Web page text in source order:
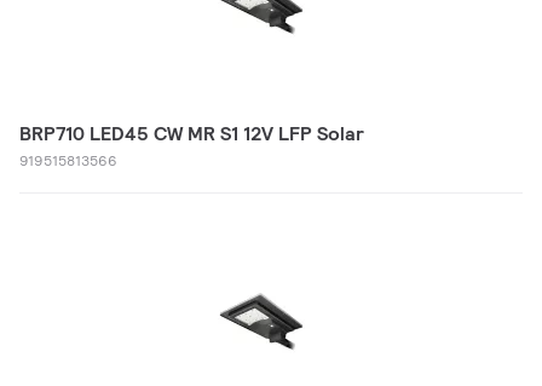
BRP710 LED45 CW MR S1 12V LFP Solar
919515813566